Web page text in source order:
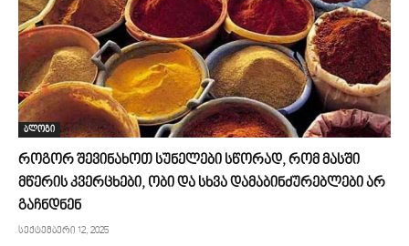
ბლოგი
როგორ შევინახოთ სუნელები სწორად, რომ მასში
მწერის კვერცხები, ობი და სხვა დამაბინძურებლები არ
გაჩნდნენ
სექტემბერი 12, 2025